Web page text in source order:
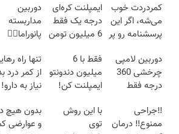
کمردردت خوب
می‌شه، اگر این
پرسشنامه رو پر
ایمپلنت کره‌ای
درجه یک فقط
6 میلیون تومن
دوربین
مداربسته
پانوراما👈🏻
360°و
اندروید و ios
دوربین لامپی
چرخشی 360
درجه فقط
🔥 پرداخت
درب منزل
فقط با 6
میلیون دندونتو
ایمپلنت کن!
تنها راه
از کمر درد
نیاز به دارو!
‼️جراحی
ممنوع‼️ درمان
با این روش
توی
بدون هیچ
و عوارضی